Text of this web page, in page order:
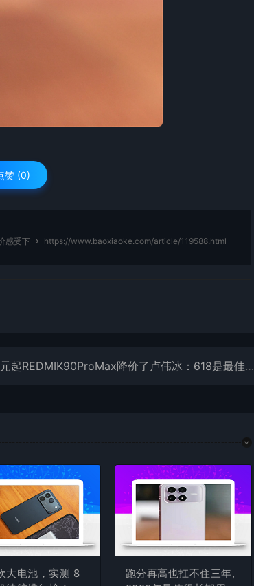
赞 (0)
感受下 https://www.baoxiaoke.com/article/119588.html
3999元起REDMIK90ProMax降价了卢伟冰：618是最佳换机窗口
大电池，实测 8
跑分再高也扛不住三年,